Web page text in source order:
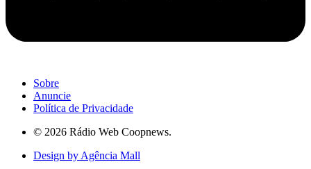
Sobre
Anuncie
Política de Privacidade
© 2026 Rádio Web Coopnews.
Design by Agência Mall